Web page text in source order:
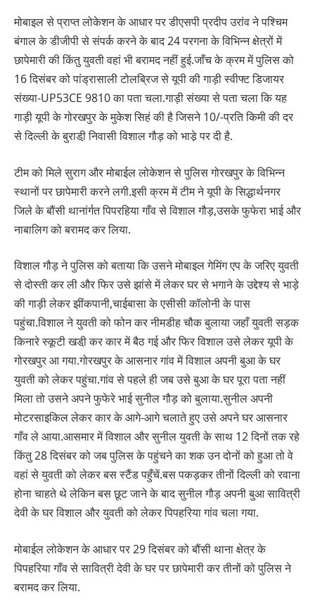
मोबाइल से प्राप्त लोकेशन के आधार पर डीएसपी प्रदीप उरांव ने पश्चिम
बंगाल के डीजीपी से संपर्क करने के बाद 24 परगना के विभिन्न क्षेत्रों में
छापेमारी की किंतु युवती वहां भी बरामद नहीं हुई.जाँच के क्रम में पुलिस को
16 दिसंबर को पांड्रासाली टोलब्रिज से यूपी की गाड़ी स्वीफ्ट डिजायर
संख्या-UP53CE 9810 का पता चला.गाड़ी संख्या से पता चला कि यह
गाड़ी यूपी के गोरखपुर के मुकेश सिहं की है जिसने 10/-प्रति किमी की दर
से दिल्ली के बुराडी़ निवासी विशाल गौड़ को भाडे़ पर दी है.
टीम को मिले सुराग और मोबाईल लोकेशन से पुलिस गोरखपुर के विभिन्न
स्थानों पर छापेमारी करने लगी.इसी क्रम में टीम ने यूपी के सिद्धार्थनगर
जिले के बौंसी थानांर्गत पिपरहिया गाँव से विशाल गौड़,उसके फुफेरा भाई और
नाबालिग को बरामद कर लिया.
विशाल गौड़ ने पुलिस को बताया कि उसने मोबाइल गेमिंग एप के जरिए युवती
से दोस्ती कर ली और फिर उसे झांसे में लेकर घर से भगाने के उद्देश्य से भाड़े
की गाड़ी लेकर झींकपानी,चाईबासा के एसीसी कॉलोनी के पास
पहुंचा.विशाल ने युवती को फोन कर नीमडीह चौक बुलाया जहाँ युवती सड़क
किनारे स्कूटी खडी़ कर कार में बैठ गई और फिर विशाल उसे लेकर यूपी के
गोरखपुर आ गया.गोरखपुर के आसनार गांव में विशाल अपनी बुआ के घर
युवती को लेकर पहुंचा.गांव से पहले ही जब उसे बुआ के घर पूरा पता नहीं
मिला तो उसने अपने फुफेरे भाई सुनील गौड़ को बुलाया.सुनील अपनी
मोटरसाइकिल लेकर कार के आगे-आगे चलाते हुए उसे अपने घर आसनार
गाँव ले आया.आसमार में विशाल और सुनील युवती के साथ 12 दिनों तक रहे
किंतु 28 दिसंबर को जब पुलिस के पहुंचने का शक उन दोनों को हुआ तो वे
वहां से युवती को लेकर बस स्टैंड पहुँचें.बस पकड़कर तीनों दिल्ली को रवाना
होना चाहते थे लेकिन बस छूट जाने के बाद सुनील गौड़ अपनी बुआ सावित्री
देवी के घर विशाल और युवती को लेकर पिपहरिया गांव चला गया.
मोबाईल लोकेशन के आधार पर 29 दिसंबर को बौंसी थाना क्षेत्र के
पिपहरिया गाँव से सावित्री देवी के घर पर छापेमारी कर तीनों को पुलिस ने
बरामद कर लिया.